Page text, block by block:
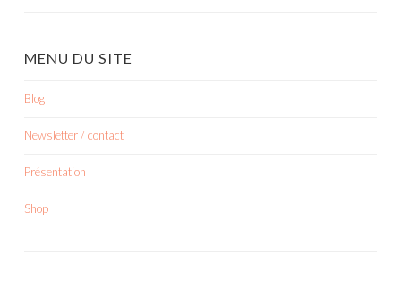
MENU DU SITE
Blog
Newsletter / contact
Présentation
Shop